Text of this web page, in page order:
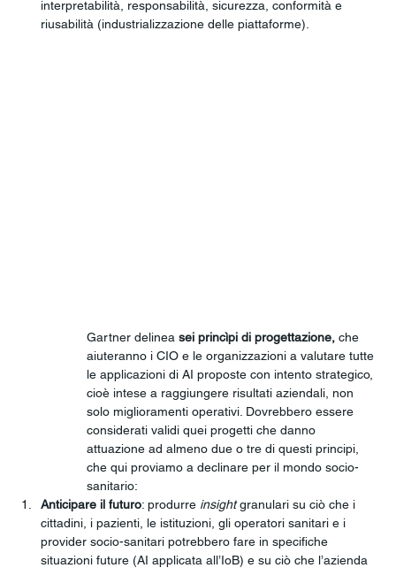
interpretabilità, responsabilità, sicurezza, conformità e
riusabilità (industrializzazione delle piattaforme).
Gartner delinea sei princìpi di progettazione, che
aiuteranno i CIO e le organizzazioni a valutare tutte
le applicazioni di AI proposte con intento strategico,
cioè intese a raggiungere risultati aziendali, non
solo miglioramenti operativi. Dovrebbero essere
considerati validi quei progetti che danno
attuazione ad almeno due o tre di questi principi,
che qui proviamo a declinare per il mondo socio-
sanitario:
Anticipare il futuro: produrre insight granulari su ciò che i
cittadini, i pazienti, le istituzioni, gli operatori sanitari e i
provider socio-sanitari potrebbero fare in specifiche
situazioni future (AI applicata all’IoB) e su ciò che l’azienda